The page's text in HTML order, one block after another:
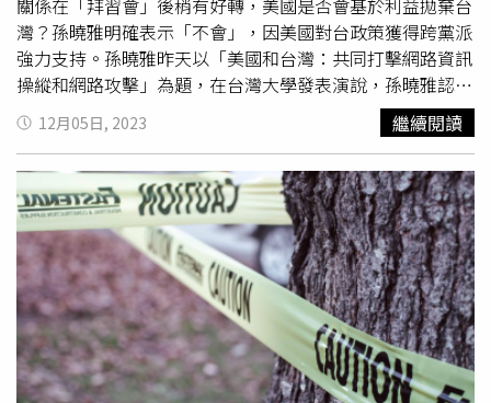
個人保護力。
關係在「拜習會」後稍有好轉，美國是否會基於利益拋棄台
灣？孫曉雅明確表示「不會」，因美國對台政策獲得跨黨派
強力支持。孫曉雅昨天以「美國和台灣：共同打擊網路資訊
操縱和網路攻擊」為題，在台灣大學發表演說，孫曉雅認
為，AIT與台灣合作的一個重點是更迫切、更有效地應對網
路安全威脅。網路安全是AIT的首要戰略目標之一，因為它
關係到國家安全和經濟安全。她並苦口婆心地建議青年學
子，使用社群網站時要小心，不要貼「到處跑趴的照片」，
以免被老闆看到。接著，她正色表示，俄烏戰爭中，有一些
俄羅斯、烏克蘭士兵因為戴著智慧手錶，某些裝置導致行蹤
被敵人鎖定，例如手錶上的計步App，可被有心人追蹤個
資，甚至駭入銀行帳戶。孫曉雅對聽眾強調，美、台有著牢
固的非官方關係、支持台灣有意義地參與國際社會、深化美
台經濟關係，「所有這些都符合我們的一個中國政策」。對
於即將到來的選舉，孫曉雅指出，她多次說過，美國在台灣
12月05日, 2023 繼續閱讀